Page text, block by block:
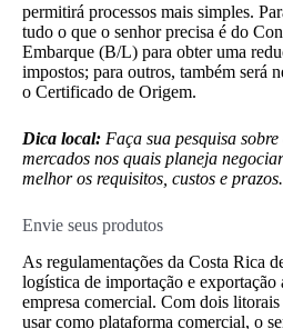
permitirá processos mais simples.
tudo o que o senhor precisa é do
Embarque (B/L) para obter uma
impostos; para outros, também será
o Certificado de Origem.
Dica local: Faça sua pesquisa
mercados nos quais planeja
melhor os requisitos, custos e prazos.
Envie seus produtos
As regulamentações da Costa Rica
logística de importação e exportação
empresa comercial. Com dois litorais
usar como plataforma comercial, o